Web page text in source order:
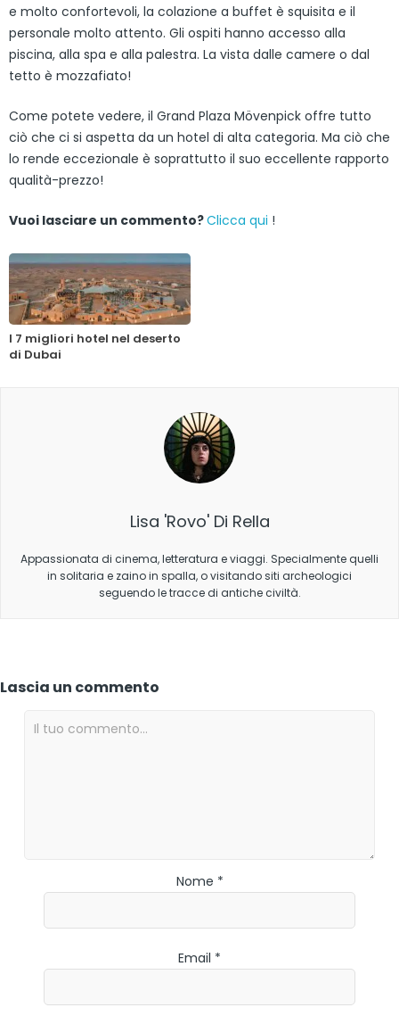
e molto confortevoli, la colazione a buffet è squisita e il
personale molto attento. Gli ospiti hanno accesso alla
piscina, alla spa e alla palestra. La vista dalle camere o dal
tetto è mozzafiato!
Come potete vedere, il Grand Plaza Mövenpick offre tutto
ciò che ci si aspetta da un hotel di alta categoria. Ma ciò che
lo rende eccezionale è soprattutto il suo eccellente rapporto
qualità-prezzo!
Vuoi lasciare un commento?Clicca qui !
I 7 migliori hotel nel deserto
di Dubai
Lisa 'Rovo' Di Rella
Appassionata di cinema, letteratura e viaggi. Specialmente quelli
in solitaria e zaino in spalla, o visitando siti archeologici
seguendo le tracce di antiche civiltà.
Lascia un commento
Nome *
Email *